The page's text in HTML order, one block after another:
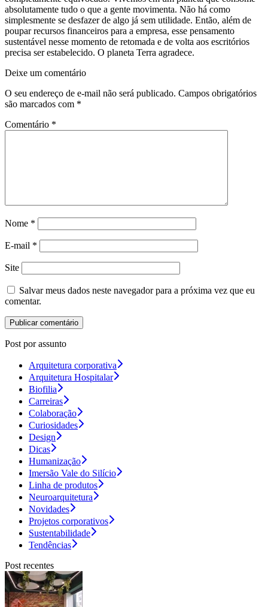
absolutamente tudo o que a gente movimenta. Não há como
simplesmente se desfazer de algo já sem utilidade. Então, além de
poupar recursos financeiros para a empresa, esse pensamento
sustentável nesse momento de retomada e de volta aos escritórios
precisa ser estabelecido. O planeta Terra agradece.
Deixe um comentário
O seu endereço de e-mail não será publicado. Campos obrigatórios
são marcados com *
Comentário *
Nome *
E-mail *
Site
Salvar meus dados neste navegador para a próxima vez que eu
comentar.
Post por assunto
Arquitetura corporativa
Arquitetura Hospitalar
Biofilia
Carreiras
Colaboração
Curiosidades
Design
Dicas
Humanização
Imersão Vale do Silício
Linha de produtos
Neuroarquitetura
Novidades
Projetos corporativos
Sustentabilidade
Tendências
Post recentes